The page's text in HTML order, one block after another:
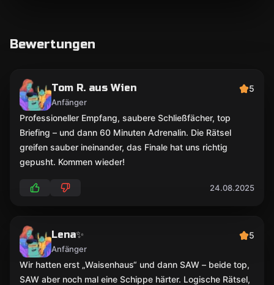
Bewertungen
Tom R. aus Wien
Anfänger
5
Professioneller Empfang, saubere Schließfächer, top
Briefing – und dann 60 Minuten Adrenalin. Die Rätsel
greifen sauber ineinander, das Finale hat uns richtig
gepusht. Kommen wieder!
24.08.2025
Lena✨
Anfänger
5
Wir hatten erst „Waisenhaus“ und dann SAW – beide top,
SAW aber noch mal eine Schippe härter. Logische Rätsel,